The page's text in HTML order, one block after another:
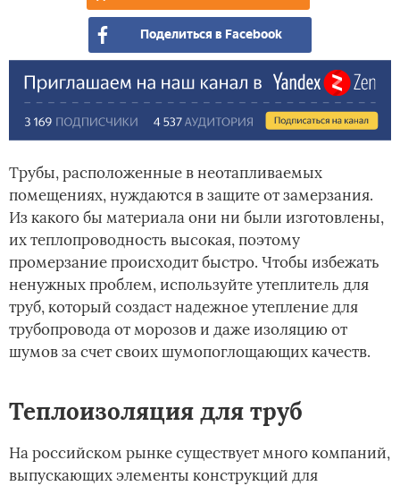
Поделиться в Facebook
Трубы, расположенные в неотапливаемых
помещениях, нуждаются в защите от замерзания.
Из какого бы материала они ни были изготовлены,
их теплопроводность высокая, поэтому
промерзание происходит быстро. Чтобы избежать
ненужных проблем, используйте утеплитель для
труб, который создаст надежное утепление для
трубопровода от морозов и даже изоляцию от
шумов за счет своих шумопоглощающих качеств.
Теплоизоляция для труб
На российском рынке существует много компаний,
выпускающих элементы конструкций для